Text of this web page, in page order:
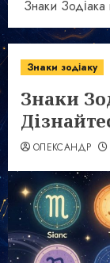
Знаки Зодіака
Знаки зодіаку
Знаки
ОЛЕКСАНДР